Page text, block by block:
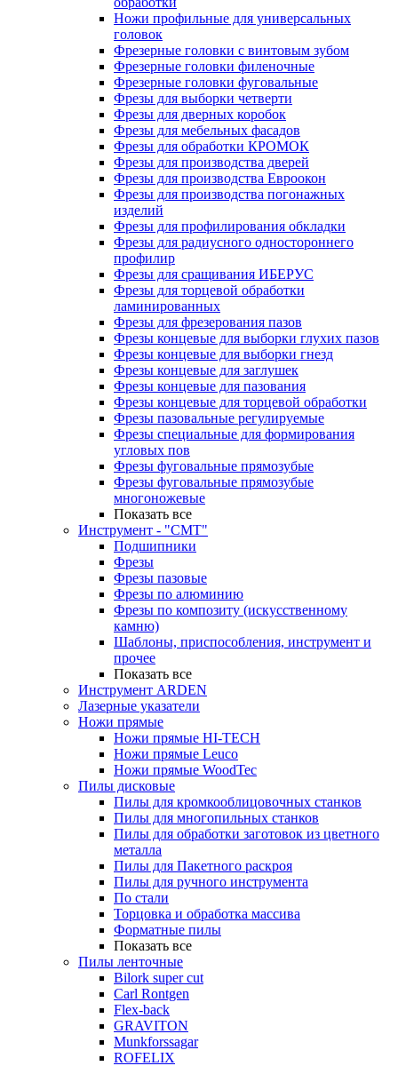
Ножи профильные для универсальных
головок
Фрезерные головки с винтовым зубом
Фрезерные головки филеночные
Фрезерные головки фуговальные
Фрезы для выборки четверти
Фрезы для дверных коробок
Фрезы для мебельных фасадов
Фрезы для обработки КРОМОК
Фрезы для производства дверей
Фрезы для производства Евроокон
Фрезы для производства погонажных
изделий
Фрезы для профилирования обкладки
Фрезы для радиусного одностороннего
профилир
Фрезы для сращивания ИБЕРУС
Фрезы для торцевой обработки
ламинированных
Фрезы для фрезерования пазов
Фрезы концевые для выборки глухих пазов
Фрезы концевые для выборки гнезд
Фрезы концевые для заглушек
Фрезы концевые для пазования
Фрезы концевые для торцевой обработки
Фрезы пазовальные регулируемые
Фрезы специальные для формирования
угловых пов
Фрезы фуговальные прямозубые
Фрезы фуговальные прямозубые
многоножевые
Показать все
Инструмент - "СМТ"
Подшипники
Фрезы
Фрезы пазовые
Фрезы по алюминию
Фрезы по композиту (искусственному
камню)
Шаблоны, приспособления, инструмент и
прочее
Показать все
Инструмент ARDEN
Лазерные указатели
Ножи прямые
Ножи прямые HI-TECH
Ножи прямые Leuco
Ножи прямые WoodTec
Пилы дисковые
Пилы для кромкооблицовочных станков
Пилы для многопильных станков
Пилы для обработки заготовок из цветного
металла
Пилы для Пакетного раскроя
Пилы для ручного инструмента
По стали
Торцовка и обработка массива
Форматные пилы
Показать все
Пилы ленточные
Bilork super cut
Carl Rontgen
Flex-back
GRAVITON
Munkforssagar
ROFELIX